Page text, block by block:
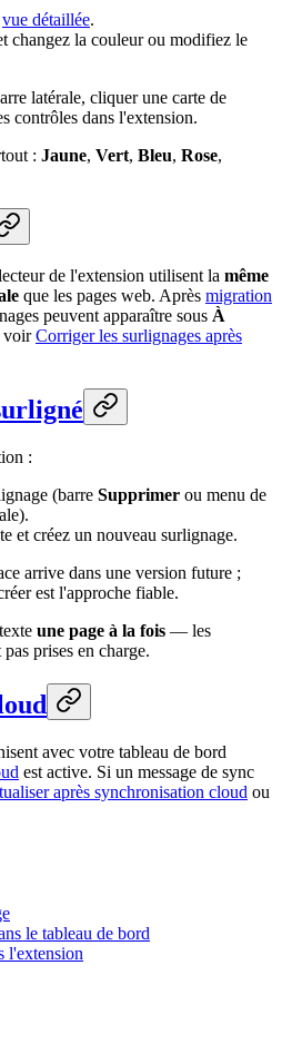
vue détaillée.
changez la couleur ou modifiez le
latérale, cliquer une carte de
contrôles dans l'extension.
: Jaune, Vert, Bleu, Rose,
de l'extension utilisent la même
que les pages web. Après migration
peuvent apparaître sous À
voirCorriger les surlignages après
:
(barre Supprimer ou menu de
et créez un nouveau surlignage.
arrive dans une version future ;
est l'approche fiable.
une page à la fois — les
prises en charge.
avec votre tableau de bord
est active. Si un message de sync
après synchronisation cloud ou
le tableau de bord
l'extension